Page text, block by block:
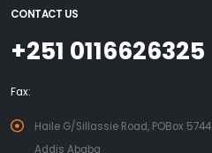
CONTACT US
+251 0116626325
Fax:
Haile G/Sillassie Road, POBox 5744
Addis Ababa